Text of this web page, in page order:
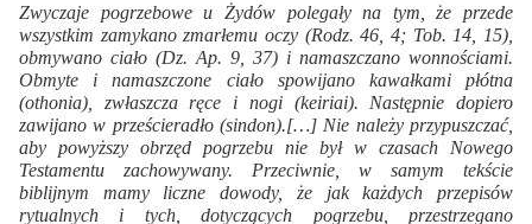
Zwyczaje pogrzebowe u Żydów polegały na tym, że przede
wszystkim zamykano zmarłemu oczy (Rodz. 46, 4; Tob. 14, 15),
obmywano ciało (Dz. Ap. 9, 37) i namaszczano wonnościami.
Obmyte i namaszczone ciało spowijano kawałkami płótna
(othonia), zwłaszcza ręce i nogi (keiriai). Następnie dopiero
zawijano w prześcieradło (sindon).[…] Nie należy przypuszczać,
aby powyższy obrzęd pogrzebu nie był w czasach Nowego
Testamentu zachowywany. Przeciwnie, w samym tekście
biblijnym mamy liczne dowody, że jak każdych przepisów
rytualnych i tych, dotyczących pogrzebu, przestrzegano